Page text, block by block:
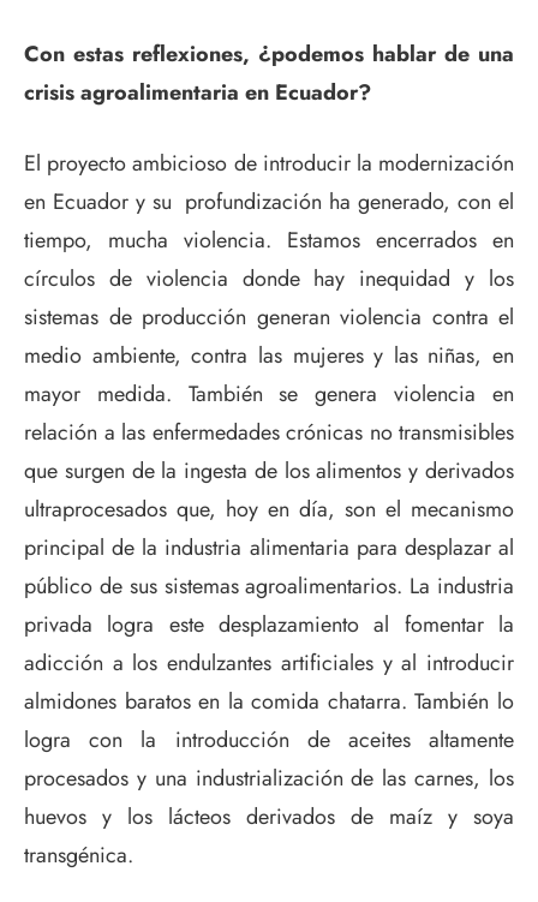
Con estas reflexiones, ¿podemos hablar de una
crisis agroalimentaria en Ecuador?
El proyecto ambicioso de introducir la modernización
en Ecuador y su profundización ha generado, con el
tiempo, mucha violencia. Estamos encerrados en
círculos de violencia donde hay inequidad y los
sistemas de producción generan violencia contra el
medio ambiente, contra las mujeres y las niñas, en
mayor medida. También se genera violencia en
relación a las enfermedades crónicas no transmisibles
que surgen de la ingesta de los alimentos y derivados
ultraprocesados que, hoy en día, son el mecanismo
principal de la industria alimentaria para desplazar al
público de sus sistemas agroalimentarios. La industria
privada logra este desplazamiento al fomentar la
adicción a los endulzantes artificiales y al introducir
almidones baratos en la comida chatarra. También lo
logra con la introducción de aceites altamente
procesados y una industrialización de las carnes, los
huevos y los lácteos derivados de maíz y soya
transgénica.